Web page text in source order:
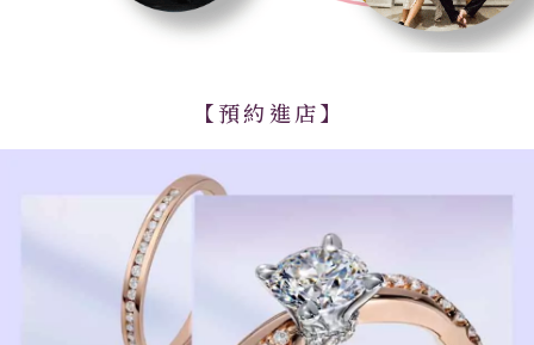
【預約進店】